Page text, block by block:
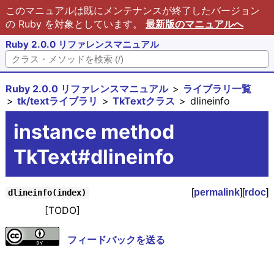
このマニュアルは既にメンテナンスが終了したバージョン
の Ruby を対象としています。 最新版のマニュアルへ
Ruby 2.0.0 リファレンスマニュアル
Ruby 2.0.0 リファレンスマニュアル
ライブラリ一覧
tk/textライブラリ
TkTextクラス dlineinfo
instance method
TkText#dlineinfo
dlineinfo(index) [permalink][rdoc]
[TODO]
フィードバックを送る